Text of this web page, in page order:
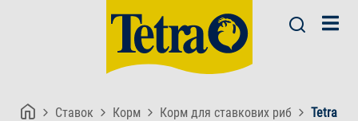
Ставок Корм Корм для ставкових риб Tetra